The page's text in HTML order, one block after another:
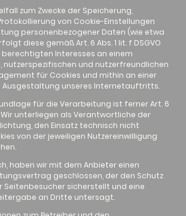
zum Zwecke der Speicherung,
von Cookie-Einstellungen
personenbezogener Daten (wie etwa
diese gemäß Art. 6 Abs. 1 lit. f DSGVO
berechtigten Interesses an einem
nutzerspezifischen und nutzerfreundlichen
für Cookies und mithin an einer
unseres Internetauftritts.
für die Verarbeitung ist ferner Art. 6
Wir unterliegen als Verantwortliche der
den Einsatz technisch nicht
von der jeweiligen Nutzereinwilligung
haben wir mit dem Anbieter einen
geschlossen, der den Schutz
Seitenbesucher sicherstellt und eine
an Dritte untersagt.